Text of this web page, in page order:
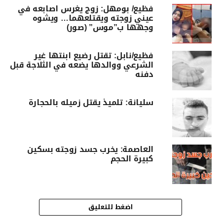
فظيع/ بومهل: زوج يغرس اصابعه في
عيني زوجته ويقتلعهما… ويشوه
وجهها ب”موس” (صور)
فظيع/نابل: تقتل رضيع ابنتها غير
الشرعي ووالدها يضعه في الثلاجة قبل
دفنه
سليانة: تلميذ يقتل زميله بالحجارة
العاصمة: يخرب جسد زوجته بسكين
كبيرة الحجم
اضغط للتعليق